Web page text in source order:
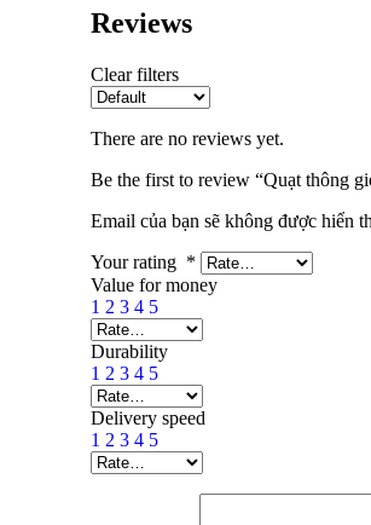
Reviews
Clear filters
There are no reviews yet.
Be the first to review “Quạt thông
Email của bạn sẽ không được hiển
Your rating *
Value for money
1 2 3 4 5
Durability
1 2 3 4 5
Delivery speed
1 2 3 4 5